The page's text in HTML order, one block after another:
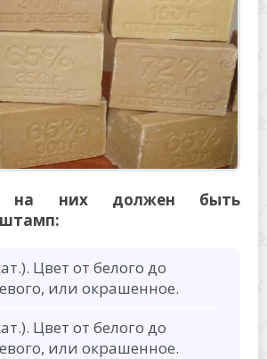
на них должен быть
Цвет от белого до
или окрашенное.
Цвет от белого до
или окрашенное.